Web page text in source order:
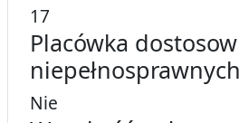
17
Placówka
Nie